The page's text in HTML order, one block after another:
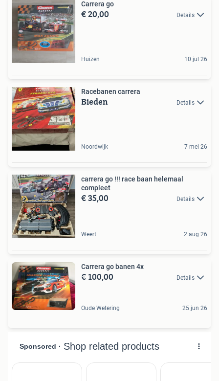
Carrera go
€ 20,00 Details
Huizen 10 jul 26
Racebanen carrera
Bieden Details
Noordwijk 7 mei 26
carrera go !!! race baan helemaal
compleet
€ 35,00 Details
Weert 2 aug 26
Carrera go banen 4x
€ 100,00 Details
Oude Wetering 25 jun 26